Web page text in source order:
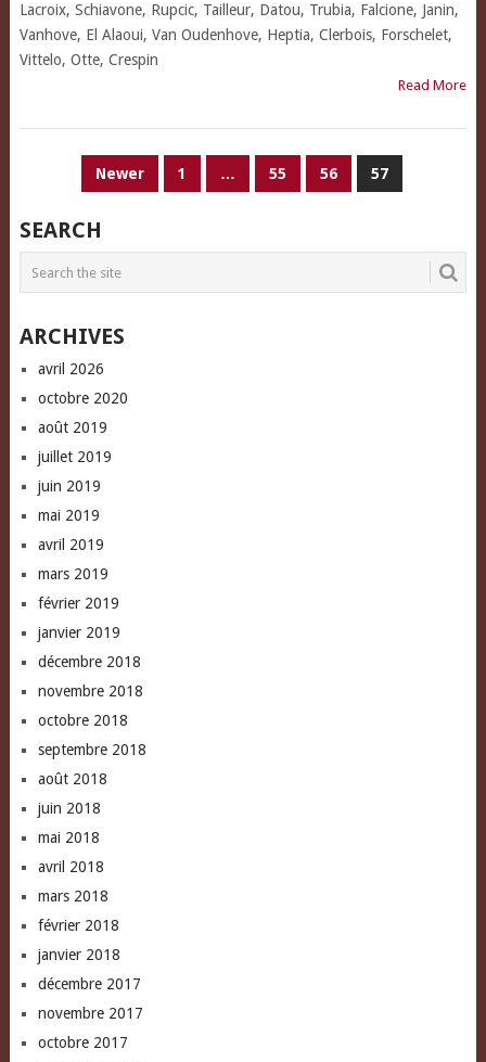
Lacroix, Schiavone, Rupcic, Tailleur, Datou, Trubia, Falcione, Janin,
Vanhove, El Alaoui, Van Oudenhove, Heptia, Clerbois, Forschelet,
Vittelo, Otte, Crespin
Read More
PAGINATION
PUBLICATIONS
Newer 1 … 55 56 57
SEARCH
ARCHIVES
avril 2026
octobre 2020
août 2019
juillet 2019
juin 2019
mai 2019
avril 2019
mars 2019
février 2019
janvier 2019
décembre 2018
novembre 2018
octobre 2018
septembre 2018
août 2018
juin 2018
mai 2018
avril 2018
mars 2018
février 2018
janvier 2018
décembre 2017
novembre 2017
octobre 2017